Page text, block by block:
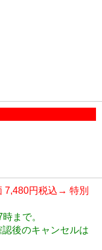
7,480円税込→ 特別
まで。
後のキャンセルは